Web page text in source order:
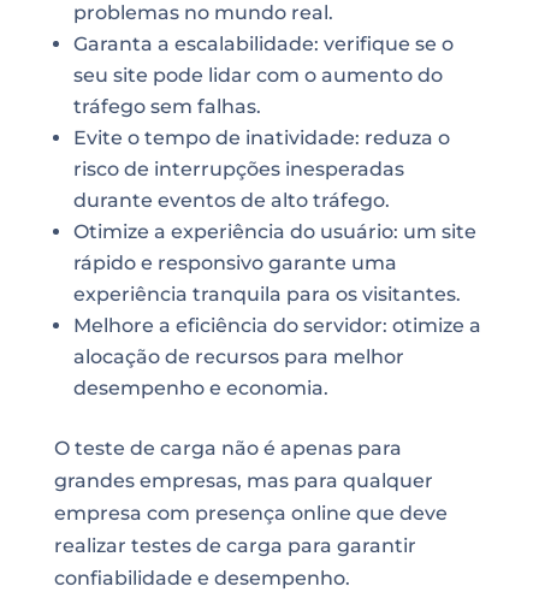
problemas no mundo real.
Garanta a escalabilidade: verifique se o
seu site pode lidar com o aumento do
tráfego sem falhas.
Evite o tempo de inatividade: reduza o
risco de interrupções inesperadas
durante eventos de alto tráfego.
Otimize a experiência do usuário: um site
rápido e responsivo garante uma
experiência tranquila para os visitantes.
Melhore a eficiência do servidor: otimize a
alocação de recursos para melhor
desempenho e economia.
O teste de carga não é apenas para
grandes empresas, mas para qualquer
empresa com presença online que deve
realizar testes de carga para garantir
confiabilidade e desempenho.